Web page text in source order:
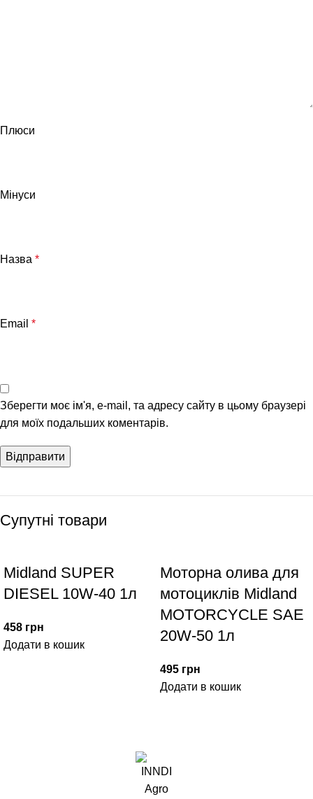
Плюси
Мінуси
Назва *
Email *
Зберегти моє ім'я, e-mail, та адресу сайту в цьому браузері
для моїх подальших коментарів.
Супутні товари
Midland SUPER
DIESEL 10W-40 1л
458 грн
Додати в кошик
Моторна олива для
мотоциклів Midland
MOTORCYCLE SAE
20W-50 1л
495 грн
Додати в кошик